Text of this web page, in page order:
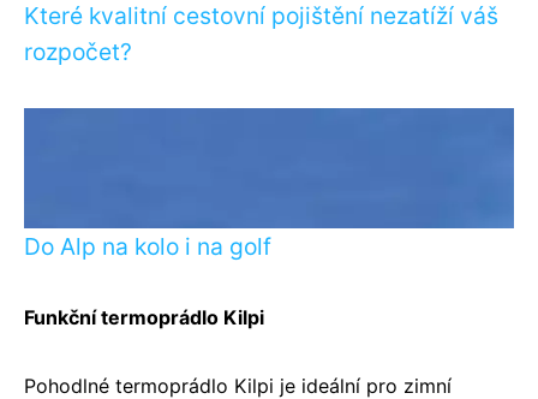
Které kvalitní cestovní pojištění nezatíží váš
rozpočet?
Do Alp na kolo i na golf
Funkční termoprádlo Kilpi
Pohodlné termoprádlo Kilpi je ideální pro zimní